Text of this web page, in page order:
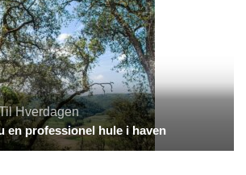
Hverdagen
en professionel hule i haven